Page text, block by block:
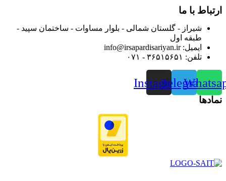
ارتباط با ما
شیراز - گلستان شمالی - بلوار مساوات - ساختمان سپید -
طبقه اول
ایمیل: info@irsapardisariyan.ir
تلفن: ۳۶۵۱۵۶۵۱ - ۰۷۱
Telegram
Instagram
نمادها